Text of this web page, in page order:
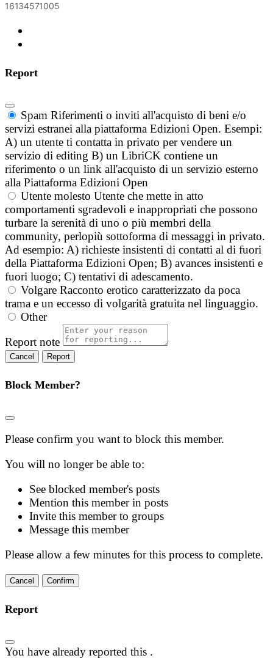
16134571005
Report
Spam Riferimenti o inviti all'acquisto di beni e/o
servizi estranei alla piattaforma Edizioni Open. Esempi:
A) un utente ti contatta in privato per vendere un
servizio di editing B) un LibriCK contiene un
riferimento o un link all'acquisto di un servizio esterno
alla Piattaforma Edizioni Open
Utente molesto Utente che mette in atto
comportamenti sgradevoli e inappropriati che possono
turbare la serenità di uno o più membri della
community, perlopiù sottoforma di messaggi in privato.
Ad esempio: A) richieste insistenti di contatti al di fuori
della Piattaforma Edizioni Open; B) avances insistenti e
fuori luogo; C) tentativi di adescamento.
Volgare Racconto erotico caratterizzato da poca
trama e un eccesso di volgarità gratuita nel linguaggio.
Other
Report note
Report
Block Member?
Please confirm you want to block this member.
You will no longer be able to:
See blocked member's posts
Mention this member in posts
Invite this member to groups
Message this member
Please allow a few minutes for this process to complete.
Confirm
Report
You have already reported this .